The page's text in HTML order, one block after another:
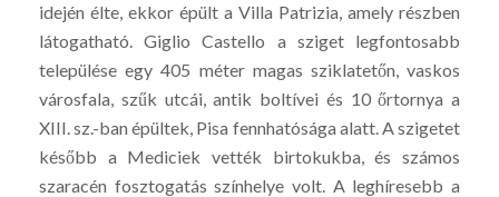
idején élte, ekkor épült a Villa Patrizia, amely részben
látogatható. Giglio Castello a sziget legfontosabb
települése egy 405 méter magas sziklatetőn, vaskos
városfala, szűk utcái, antik boltívei és 10 őrtornya a
XIII. sz.-ban épültek, Pisa fennhatósága alatt. A szigetet
később a Mediciek vették birtokukba, és számos
szaracén fosztogatás színhelye volt. A leghíresebb a